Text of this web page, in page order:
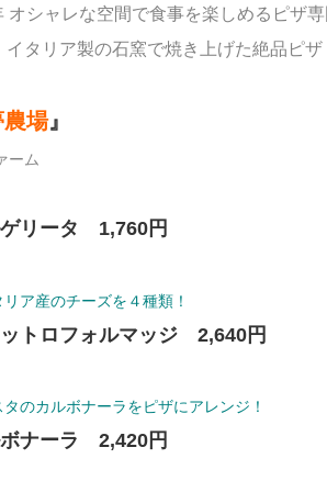
オシャレな空間で食事を楽しめるピザ
イタリア製の石窯で焼き上げた絶品ピザ
場』
ーム
リータ 1,760円
ア産のチーズを４種類！
トロフォルマッジ 2,640円
のカルボナーラをピザにアレンジ！
ナーラ 2,420円